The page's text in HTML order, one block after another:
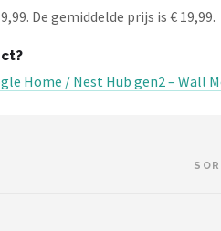
De gemiddelde prijs is € 19,99.
Home / Nest Hub gen2 – Wall